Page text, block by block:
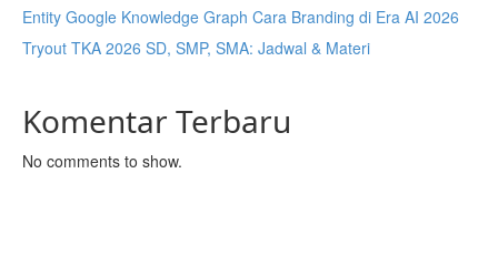
Entity Google Knowledge Graph Cara Branding di Era AI 2026
Tryout TKA 2026 SD, SMP, SMA: Jadwal & Materi
Komentar Terbaru
No comments to show.